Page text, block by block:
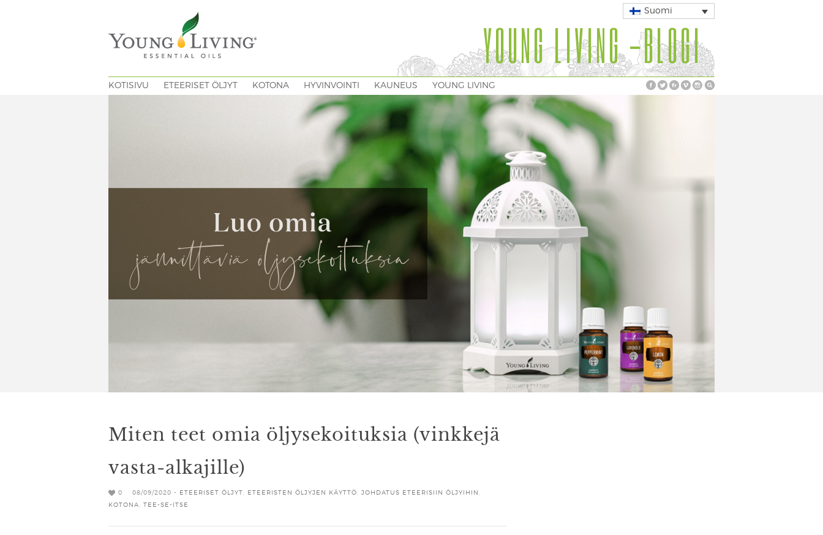
Suomi
YOUNG LIVING -BLOGI
KOTISIVU ETEERISET ÖLJYT KOTONA HYVINVOINTI KAUNEUS YOUNG LIVING
Miten teet omia öljysekoituksia (vinkkejä
vasta-alkajille)
0 08/09/2020 - ETEERISET ÖLJYT ETEERISTEN ÖLJYJEN KÄYTTÖ JOHDATUS ETEERISIIN ÖLJYIHIN
KOTONA
TEE-SE-ITSE